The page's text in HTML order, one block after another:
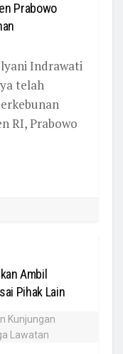
Prabowo
Indrawati
telah
RI, Prabowo
Ambil
Pihak Lain